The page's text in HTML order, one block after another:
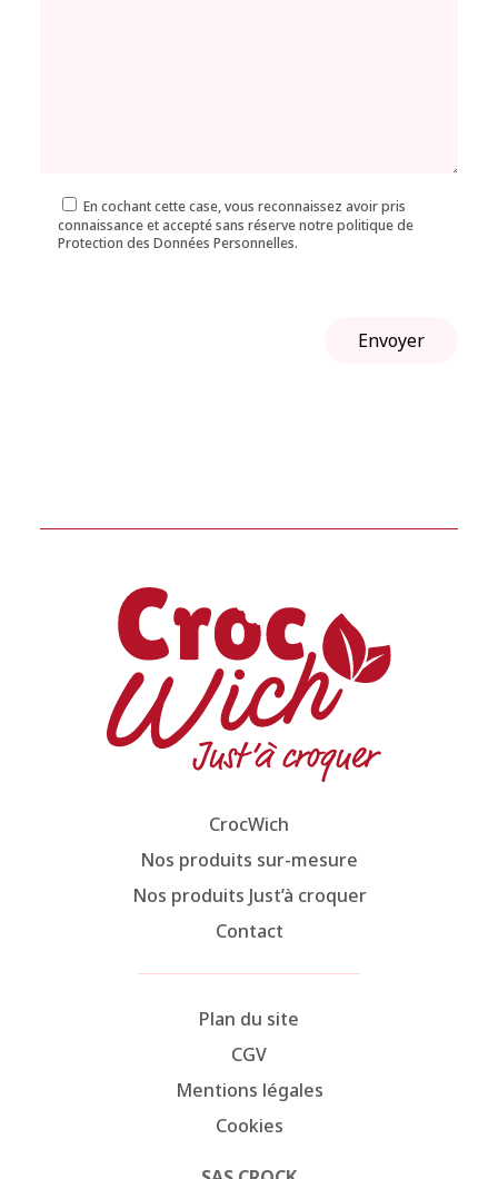
En cochant cette case, vous reconnaissez avoir pris
connaissance et accepté sans réserve notre politique de
Protection des Données Personnelles.
CrocWich
Nos produits sur-mesure
Nos produits Just’à croquer
Contact
Plan du site
CGV
Mentions légales
Cookies